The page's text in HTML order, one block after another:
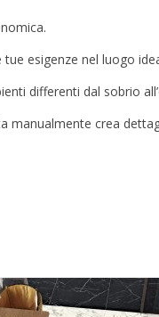
esigenze nel luogo
differenti dal sobrio
manualmente crea